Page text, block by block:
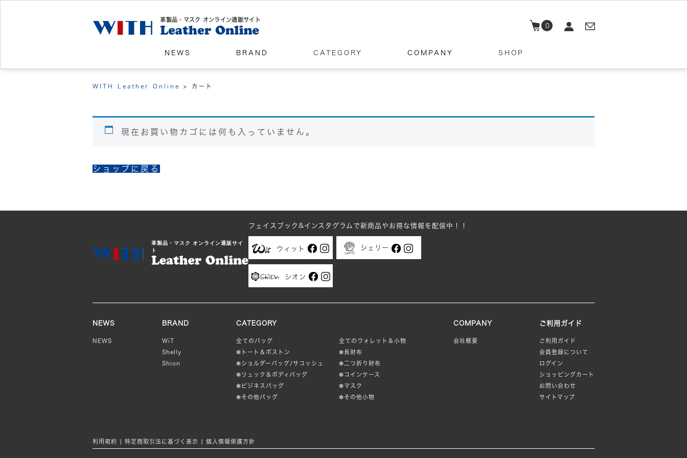
革製品・マスク オンライン通販サイト
0
NEWS BRAND CATEGORY COMPANY SHOP
WITH Leather Online > カート
現在お買い物カゴには何も入っていません。
ショップに戻る
革製品・マスク オンライン通販サイ
ト
フェイスブック&インスタグラムで新商品やお得な情報を配信中！！
ウィット シェリー
シオン
NEWS
NEWS
BRAND
WiT
Shelly
Shion
CATEGORY
全てのバッグ
❇︎トート＆ボストン
❇︎ショルダーバッグ/サコッシュ
❇︎リュック＆ボディバッグ
❇︎ビジネスバッグ
❇︎その他バッグ
全てのウォレット＆小物
❇︎長財布
❇︎二つ折り財布
❇︎コインケース
❇︎マスク
❇︎その他小物
COMPANY
会社概要
ご利用ガイド
ご利用ガイド
会員登録について
ログイン
ショッピングカート
お問い合わせ
サイトマップ
利用規約 特定商取引法に基づく表示 個人情報保護方針